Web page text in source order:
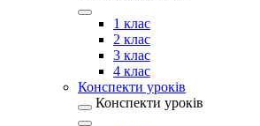
1 клас
2 клас
3 клас
4 клас
Конспекти уроків
Конспекти уроків